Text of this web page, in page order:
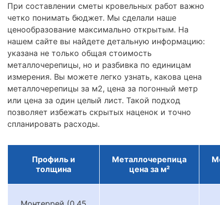
При составлении сметы кровельных работ важно
четко понимать бюджет. Мы сделали наше
ценообразование максимально открытым. На
нашем сайте вы найдете детальную информацию:
указана не только общая стоимость
металлочерепицы, но и разбивка по единицам
измерения. Вы можете легко узнать, какова цена
металлочерепицы за м2, цена за погонный метр
или цена за один целый лист. Такой подход
позволяет избежать скрытых наценок и точно
спланировать расходы.
Профиль и
толщина
Металлочерепица
цена за м²